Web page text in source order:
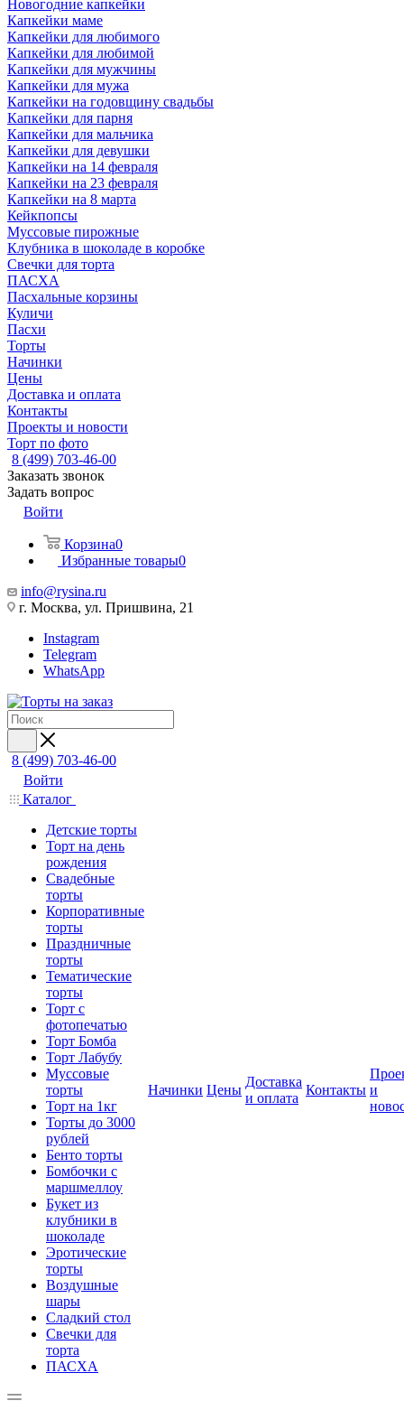
Новогодние капкейки
Капкейки маме
Капкейки для любимого
Капкейки для любимой
Капкейки для мужчины
Капкейки для мужа
Капкейки на годовщину свадьбы
Капкейки для парня
Капкейки для мальчика
Капкейки для девушки
Капкейки на 14 февраля
Капкейки на 23 февраля
Капкейки на 8 марта
Кейкпопсы
Муссовые пирожные
Клубника в шоколаде в коробке
Свечки для торта
ПАСХА
Пасхальные корзины
Куличи
Пасхи
Торты
Начинки
Цены
Доставка и оплата
Контакты
Проекты и новости
Торт по фото
8 (499) 703-46-00
Заказать звонок
Задать вопрос
Войти
Корзина0
Избранные товары0
info@rysina.ru
г. Москва, ул. Пришвина, 21
Instagram
Telegram
WhatsApp
8 (499) 703-46-00
Войти
Каталог
Детские торты
Торт на день
рождения
Свадебные
торты
Корпоративные
торты
Праздничные
торты
Тематические
торты
Торт с
фотопечатью
Торт Бомба
Торт Лабубу
Муссовые
торты
Торт на 1кг
Торты до 3000
рублей
Бенто торты
Бомбочки с
маршмеллоу
Букет из
клубники в
шоколаде
Эротические
торты
Воздушные
шары
Сладкий стол
Свечки для
торта
ПАСХА
Начинки Цены
Доставка
и оплата
Контакты и